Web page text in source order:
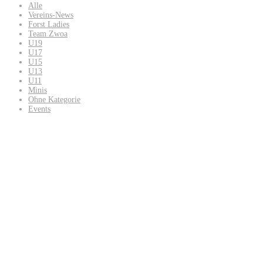
Alle
Vereins-News
Forst Ladies
Team Zwoa
U19
U17
U15
U13
U11
Minis
Ohne Kategorie
Events